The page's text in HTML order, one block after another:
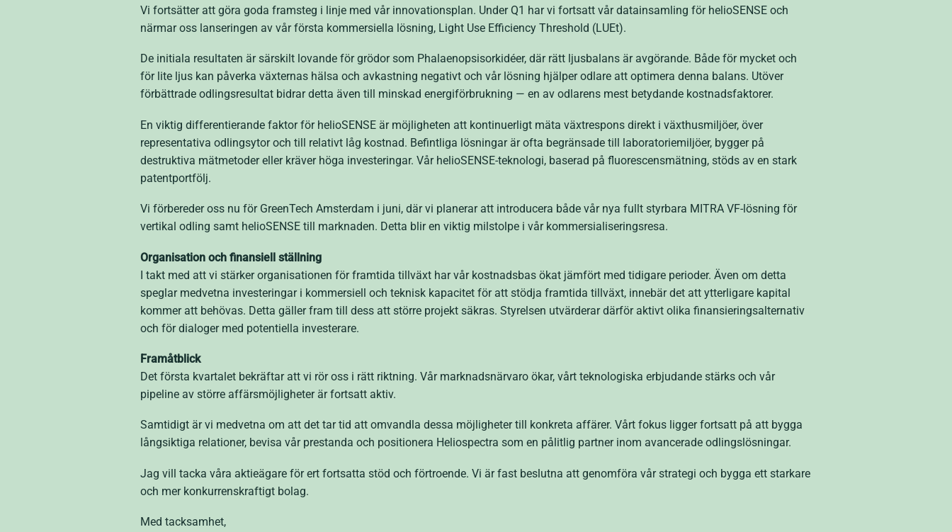
Vi fortsätter att göra goda framsteg i linje med vår innovationsplan. Under Q1 har vi fortsatt vår datainsamling för helioSENSE och
närmar oss lanseringen av vår första kommersiella lösning, Light Use Efficiency Threshold (LUEt).
De initiala resultaten är särskilt lovande för grödor som Phalaenopsisorkidéer, där rätt ljusbalans är avgörande. Både för mycket och
för lite ljus kan påverka växternas hälsa och avkastning negativt och vår lösning hjälper odlare att optimera denna balans. Utöver
förbättrade odlingsresultat bidrar detta även till minskad energiförbrukning — en av odlarens mest betydande kostnadsfaktorer.
En viktig differentierande faktor för helioSENSE är möjligheten att kontinuerligt mäta växtrespons direkt i växthusmiljöer, över
representativa odlingsytor och till relativt låg kostnad. Befintliga lösningar är ofta begränsade till laboratoriemiljöer, bygger på
destruktiva mätmetoder eller kräver höga investeringar. Vår helioSENSE-teknologi, baserad på fluorescensmätning, stöds av en stark
patentportfölj.
Vi förbereder oss nu för GreenTech Amsterdam i juni, där vi planerar att introducera både vår nya fullt styrbara MITRA VF-lösning för
vertikal odling samt helioSENSE till marknaden. Detta blir en viktig milstolpe i vår kommersialiseringsresa.
Organisation och finansiell ställning
I takt med att vi stärker organisationen för framtida tillväxt har vår kostnadsbas ökat jämfört med tidigare perioder. Även om detta
speglar medvetna investeringar i kommersiell och teknisk kapacitet för att stödja framtida tillväxt, innebär det att ytterligare kapital
kommer att behövas. Detta gäller fram till dess att större projekt säkras. Styrelsen utvärderar därför aktivt olika finansieringsalternativ
och för dialoger med potentiella investerare.
Framåtblick
Det första kvartalet bekräftar att vi rör oss i rätt riktning. Vår marknadsnärvaro ökar, vårt teknologiska erbjudande stärks och vår
pipeline av större affärsmöjligheter är fortsatt aktiv.
Samtidigt är vi medvetna om att det tar tid att omvandla dessa möjligheter till konkreta affärer. Vårt fokus ligger fortsatt på att bygga
långsiktiga relationer, bevisa vår prestanda och positionera Heliospectra som en pålitlig partner inom avancerade odlingslösningar.
Jag vill tacka våra aktieägare för ert fortsatta stöd och förtroende. Vi är fast beslutna att genomföra vår strategi och bygga ett starkare
och mer konkurrenskraftigt bolag.
Med tacksamhet,